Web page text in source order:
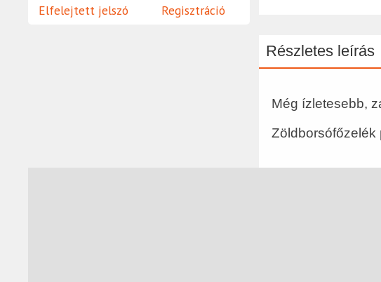
Elfelejtett jelszó Regisztráció
Részletes leírás
Még ízletesebb,
Zöldborsófőzelék